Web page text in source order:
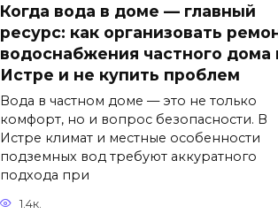
Когда вода в доме — главный
ресурс: как организовать
водоснабжения частного дома
Истре и не купить проблем
Вода в частном доме — это не только
комфорт, но и вопрос безопасности. В
Истре климат и местные особенности
подземных вод требуют аккуратного
подхода при
1.4к.